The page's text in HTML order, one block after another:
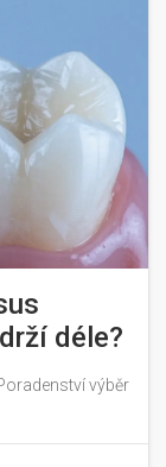
déle?
výběr